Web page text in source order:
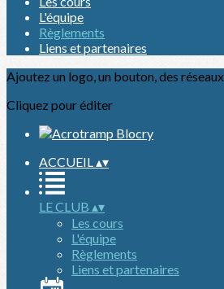
L'équipe
Règlements
Liens et partenaires
Ajoutez un logo, un bouton, des
Cliquez pour éditer
ACCUEIL▴▾
LE CLUB ▴▾
Les cours
L'équipe
Règlements
Liens et partenaires